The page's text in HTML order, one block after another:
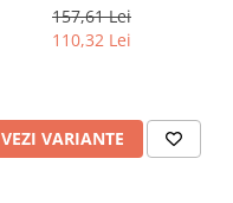
157,61 Lei
110,32 Lei
VEZI VARIANTE